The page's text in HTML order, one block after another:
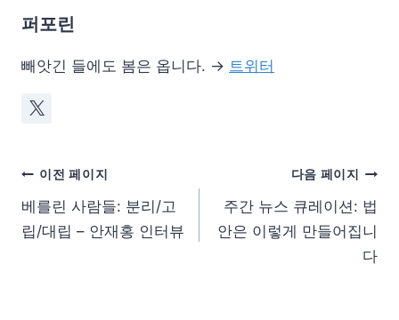
퍼포린
빼앗긴 들에도 봄은 옵니다. → 트위터
이전 페이지
베를린 사람들: 분리/고
립/대립 – 안재홍 인터뷰
다음 페이지
주간 뉴스 큐레이션: 법
안은 이렇게 만들어집니
다